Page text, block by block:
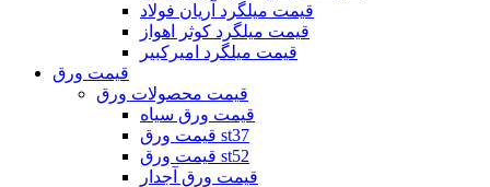
قیمت میلگرد آریان فولاد
قیمت میلگرد کوثر اهواز
قیمت میلگرد امیرکبیر
قیمت ورق
قیمت محصولات ورق
قیمت ورق سیاه
قیمت ورق st37
قیمت ورق st52
قیمت ورق آجدار